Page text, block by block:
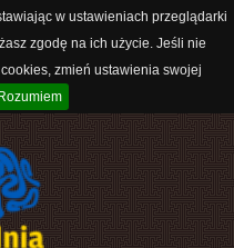
w ustawieniach przeglądarki
zgodę na ich użycie. Jeśli nie
zmień ustawienia swojej
Rozumiem